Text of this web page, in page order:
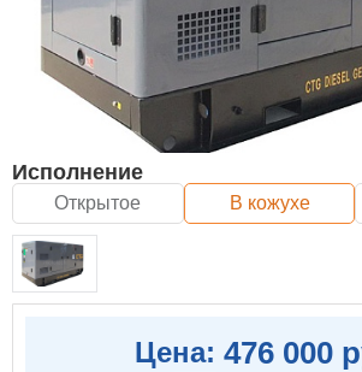
Исполнение
Открытое В кожухе
Цена: 476 000